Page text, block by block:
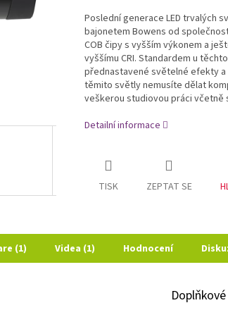
Poslední generace LED trvalých
bajonetem Bowens od
COB čipy s vyšším výkonem a
vyššímu CRI. Standardem u
přednastavené světelné efekty a
těmito světly nemusíte dělat
veškerou studiovou práci včetně
Detailní informace
TISK ZEPTAT SE
(1) Videa (1) Hodnocení